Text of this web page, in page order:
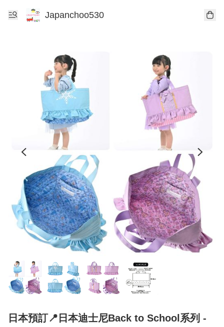
Japanchoo530
日本預訂📍日本迪士尼Back to School系列 -